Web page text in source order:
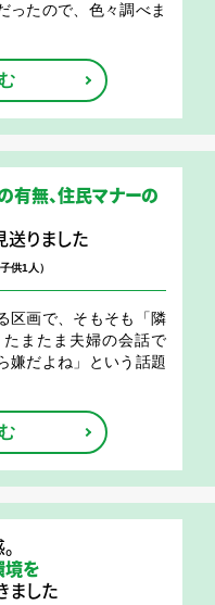
ったので、色々調べま
有無、住民マナーの
送りました
供1人）
区画で、そもそも「隣
またま夫婦の会話で
嫌だよね」という話題
を
ました